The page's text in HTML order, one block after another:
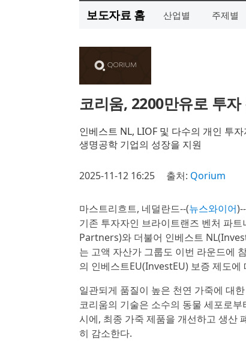
보도자료 홈 산업별 주제별
코리움, 2200만유로 투
인베스트 NL, LIOF 및 다수의 개인 투
생명공학 기업의 성장을 지원
2025-11-12 16:25 출처: Qorium
마스트리흐트, 네덜란드--(뉴스와이어
기존 투자자인 브라이트랜즈 벤처 파
Partners)와 더불어 인베스트
는 고액 자산가 그룹도 이번 라운드에
의 인베스트EU(InvestEU) 보증 제도에
일관되게 품질이 높은 천연 가죽에 대
코리움의 기술은 소수의 동물 세포로
시에, 최종 가죽 제품을 개선하고 생산
히 감소한다.